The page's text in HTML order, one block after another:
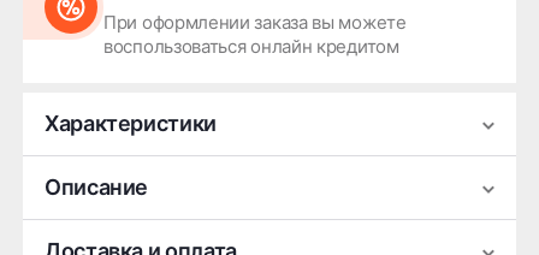
При оформлении заказа вы можете
воспользоваться онлайн кредитом
Характеристики
Производитель
Ширина
7.5
Диаметр
19
Описание
Легковой литой диск RST R099 серебристого